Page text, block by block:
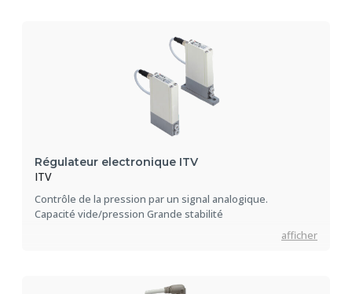
Pression d'alimentation max :
Régulateur electronique ITV
ITV
Contrôle de la pression par un signal analogique.
Capacité vide/pression Grande stabilité
afficher